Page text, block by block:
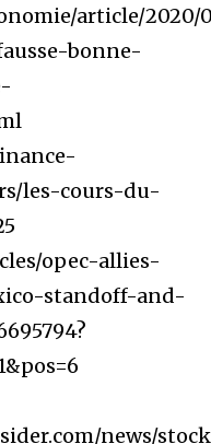
article/2020/
bonne-
les-cours-du-
opec-allies-
standoff-and-
news/